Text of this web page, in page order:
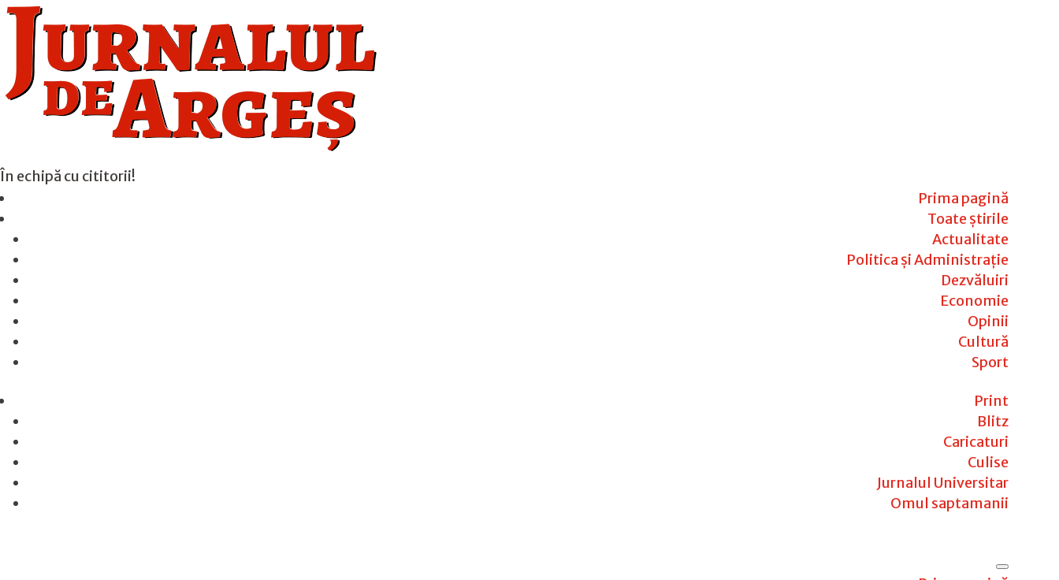
În echipă cu cititorii!
Prima pagină
Toate știrile
Actualitate
Politica și Administrație
Dezvăluiri
Economie
Opinii
Cultură
Sport
Print
Blitz
Caricaturi
Culise
Jurnalul Universitar
Omul saptamanii